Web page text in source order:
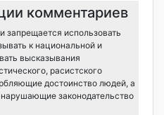
комментариев
запрещается использовать
к национальной и
высказывания
расистского
достоинство людей, а
законодательство